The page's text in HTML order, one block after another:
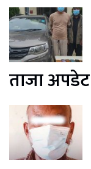
ताजा अपडेट